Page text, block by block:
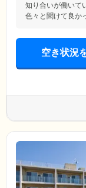
知り合いが働いて
色々と聞けて良か
空き状況